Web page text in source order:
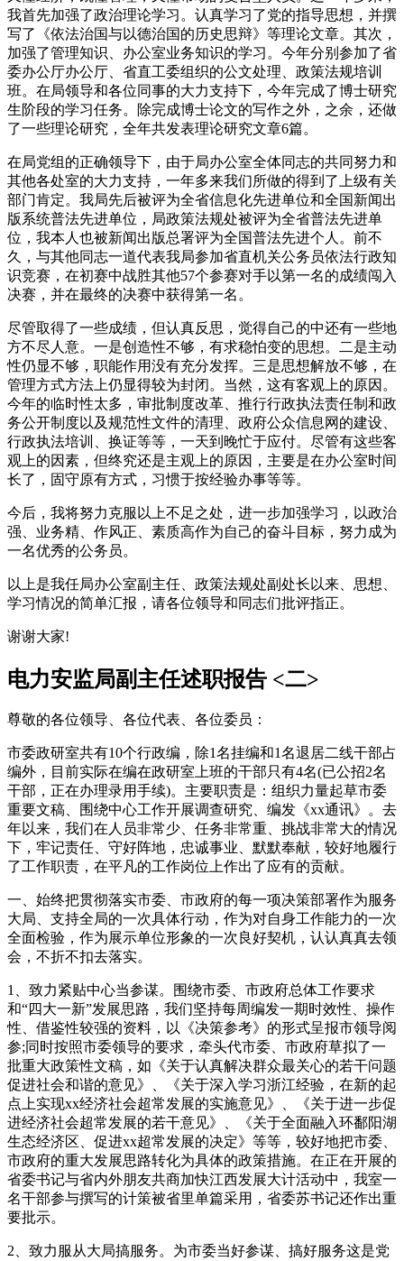
我首先加强了政治理论学习。认真学习了党的指导思想，并撰
写了《依法治国与以德治国的历史思辩》等理论文章。其次，
加强了管理知识、办公室业务知识的学习。今年分别参加了省
委办公厅办公厅、省直工委组织的公文处理、政策法规培训
班。在局领导和各位同事的大力支持下，今年完成了博士研究
生阶段的学习任务。除完成博士论文的写作之外，之余，还做
了一些理论研究，全年共发表理论研究文章6篇。
在局党组的正确领导下，由于局办公室全体同志的共同努力和
其他各处室的大力支持，一年多来我们所做的得到了上级有关
部门肯定。我局先后被评为全省信息化先进单位和全国新闻出
版系统普法先进单位，局政策法规处被评为全省普法先进单
位，我本人也被新闻出版总署评为全国普法先进个人。前不
久，与其他同志一道代表我局参加省直机关公务员依法行政知
识竞赛，在初赛中战胜其他57个参赛对手以第一名的成绩闯入
决赛，并在最终的决赛中获得第一名。
尽管取得了一些成绩，但认真反思，觉得自己的中还有一些地
方不尽人意。一是创造性不够，有求稳怕变的思想。二是主动
性仍显不够，职能作用没有充分发挥。三是思想解放不够，在
管理方式方法上仍显得较为封闭。当然，这有客观上的原因。
今年的临时性太多，审批制度改革、推行行政执法责任制和政
务公开制度以及规范性文件的清理、政府公众信息网的建设、
行政执法培训、换证等等，一天到晚忙于应付。尽管有这些客
观上的因素，但终究还是主观上的原因，主要是在办公室时间
长了，固守原有方式，习惯于按经验办事等等。
今后，我将努力克服以上不足之处，进一步加强学习，以政治
强、业务精、作风正、素质高作为自己的奋斗目标，努力成为
一名优秀的公务员。
以上是我任局办公室副主任、政策法规处副处长以来、思想、
学习情况的简单汇报，请各位领导和同志们批评指正。
谢谢大家!
电力安监局副主任述职报告 <二>
尊敬的各位领导、各位代表、各位委员：
市委政研室共有10个行政编，除1名挂编和1名退居二线干部占
编外，目前实际在编在政研室上班的干部只有4名(已公招2名
干部，正在办理录用手续)。主要职责是：组织力量起草市委
重要文稿、围绕中心工作开展调查研究、编发《xx通讯》。去
年以来，我们在人员非常少、任务非常重、挑战非常大的情况
下，牢记责任、守好阵地，忠诚事业、默默奉献，较好地履行
了工作职责，在平凡的工作岗位上作出了应有的贡献。
一、始终把贯彻落实市委、市政府的每一项决策部署作为服务
大局、支持全局的一次具体行动，作为对自身工作能力的一次
全面检验，作为展示单位形象的一次良好契机，认认真真去领
会，不折不扣去落实。
1、致力紧贴中心当参谋。围绕市委、市政府总体工作要求
和“四大一新”发展思路，我们坚持每周编发一期时效性、操作
性、借鉴性较强的资料，以《决策参考》的形式呈报市领导阅
参;同时按照市委领导的要求，牵头代市委、市政府草拟了一
批重大政策性文稿，如《关于认真解决群众最关心的若干问题
促进社会和谐的意见》、《关于深入学习浙江经验，在新的起
点上实现xx经济社会超常发展的实施意见》、《关于进一步促
进经济社会超常发展的若干意见》、《关于全面融入环鄱阳湖
生态经济区、促进xx超常发展的决定》等等，较好地把市委、
市政府的重大发展思路转化为具体的政策措施。在正在开展的
省委书记与省内外朋友共商加快江西发展大计活动中，我室一
名干部参与撰写的计策被省里单篇采用，省委苏书记还作出重
要批示。
2、致力服从大局搞服务。为市委当好参谋、搞好服务这是党